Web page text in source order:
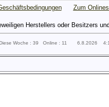
Zum
Herstellers oder Besitzers
Woche : 39 Online : 11 6.8.2026